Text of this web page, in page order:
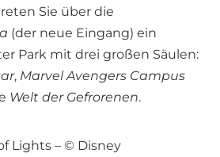
Sie über die
(der neue Eingang) ein
Park mit drei großen Säulen:
, Marvel Avengers Campus
Welt der Gefrorenen.